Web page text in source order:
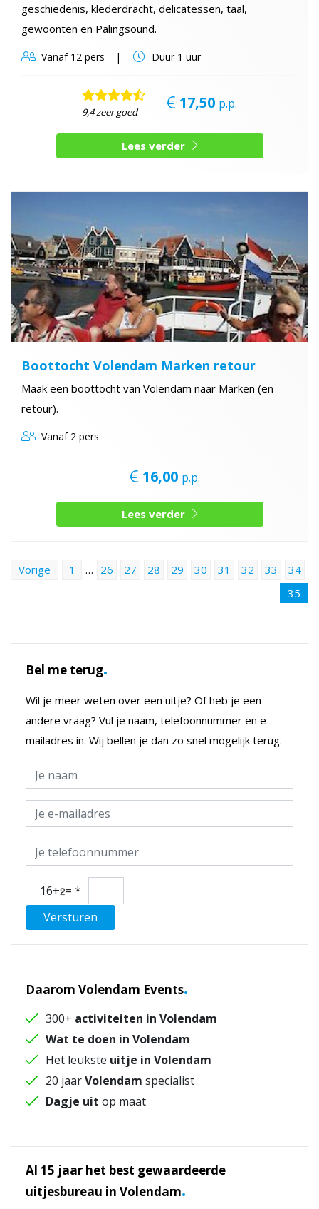
geschiedenis, klederdracht, delicatessen, taal,
gewoonten en Palingsound.
Vanaf12 pers Duur1 uur
9,4 zeer goed 17,50 p.p.
Lees verder
Boottocht Volendam Marken retour
Maak een boottocht van Volendam naar Marken (en
retour).
Vanaf2 pers
16,00 p.p.
Lees verder
Vorige 1 … 26 27 28 29 30 31 32 33
34
35
Bel me terug.
Wil je meer weten over een uitje? Of heb je een
andere vraag? Vul je naam, telefoonnummer en e-
mailadres in. Wij bellen je dan zo snel mogelijk terug.
16+ = *
Versturen
Daarom Volendam Events.
300+ activiteiten in Volendam
Wat te doen in Volendam
Het leukste uitje in Volendam
20 jaarVolendam specialist
Dagje uit op maat
Al 15 jaar het best gewaardeerde
uitjesbureau in Volendam.